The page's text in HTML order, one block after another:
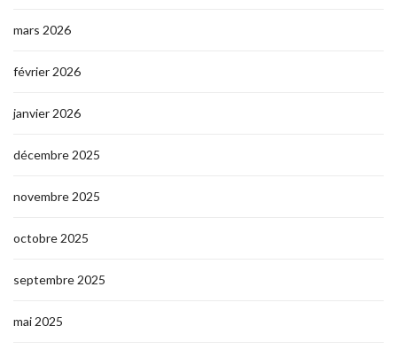
mars 2026
février 2026
janvier 2026
décembre 2025
novembre 2025
octobre 2025
septembre 2025
mai 2025